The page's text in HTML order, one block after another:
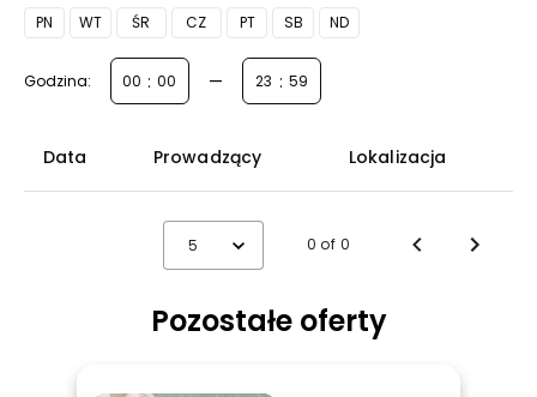
PN WT ŚR CZ PT SB ND
Godzina: : — :
Data Prowadzący Lokalizacja
5 0 of 0
Pozostałe oferty